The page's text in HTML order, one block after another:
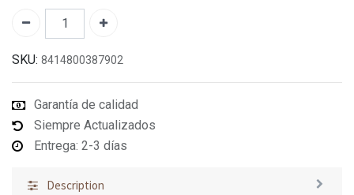
SKU: 8414800387902
Garantía de calidad
Siempre Actualizados
Entrega: 2-3 días
Description